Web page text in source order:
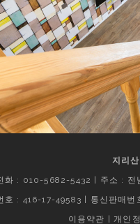
지리
화 : 010-5682-5432 | 주소 : 전
호 : 416-17-49583 | 통신판
이용약관
|개인